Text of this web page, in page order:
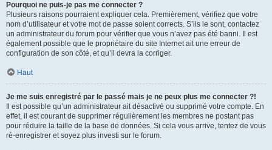
Pourquoi ne puis-je pas me connecter ?
Plusieurs raisons pourraient expliquer cela. Premièrement, vérifiez que votre
nom d’utilisateur et votre mot de passe soient corrects. S’ils le sont, contactez
un administrateur du forum pour vérifier que vous n’avez pas été banni. Il est
également possible que le propriétaire du site Internet ait une erreur de
configuration de son côté, et qu’il devra la corriger.
Haut
Je me suis enregistré par le passé mais je ne peux plus me connecter ?!
Il est possible qu’un administrateur ait désactivé ou supprimé votre compte. En
effet, il est courant de supprimer régulièrement les membres ne postant pas
pour réduire la taille de la base de données. Si cela vous arrive, tentez de vous
ré-enregistrer et soyez plus investi sur le forum.